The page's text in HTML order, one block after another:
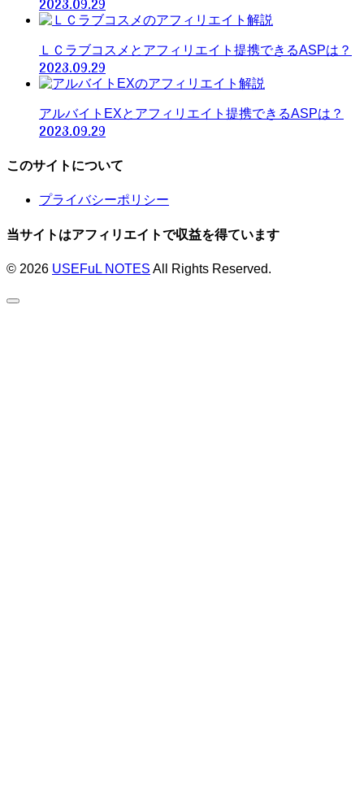
2023.09.29
ＬＣラブコスメとアフィリエイト提携できるASPは？
2023.09.29
アルバイトEXとアフィリエイト提携できるASPは？
2023.09.29
このサイトについて
プライバシーポリシー
当サイトはアフィリエイトで収益を得ています
© 2026 USEFuL NOTES All Rights Reserved.